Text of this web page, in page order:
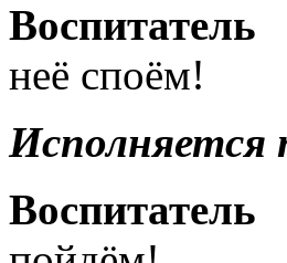
Воспитатель
неё
Исполняется
Воспитатель